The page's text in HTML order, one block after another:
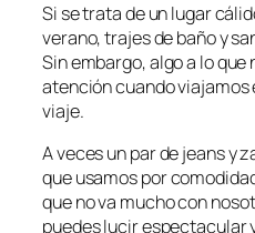
Si se trata de un lugar
verano, trajes de baño y
Sin embargo, algo a lo
atención cuando viajamos
viaje.
A veces un par de jeans y
que usamos por
que no va mucho con
puedes lucir espectacular